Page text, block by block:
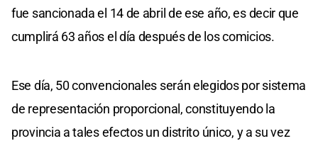
fue sancionada el 14 de abril de ese año, es decir que
cumplirá 63 años el día después de los comicios.
Ese día, 50 convencionales serán elegidos por sistema
de representación proporcional, constituyendo la
provincia a tales efectos un distrito único, y a su vez